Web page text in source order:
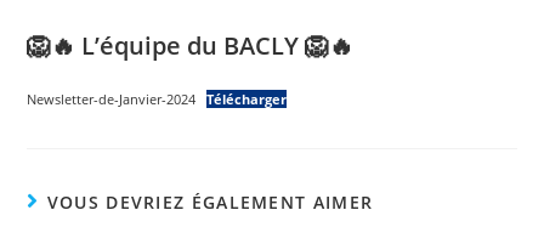
🦁🔥 L’équipe du BACLY 🦁🔥
Newsletter-de-Janvier-2024 Télécharger
VOUS DEVRIEZ ÉGALEMENT AIMER